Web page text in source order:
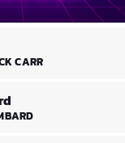
CARR